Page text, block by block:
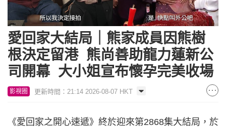
愛回家大結局｜熊家成員因熊樹
根決定留港 熊尚善助龍力蓮新公
司開幕 大小姐宣布懷孕完美收場
影視圈 更新時間：21:14 2026-08-07 HKT
《愛回家之開心速遞》終於迎來第2868集大結局，於